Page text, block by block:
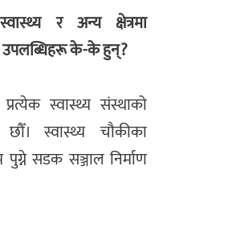
र अन्य क्षेत्रमा
उपलब्धिहरू के-के हुन्?
स्वास्थ्य संस्थाको
स्वास्थ्य चौकीका
सडक सञ्जाल निर्माण